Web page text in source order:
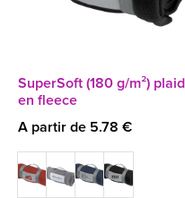
SuperSoft (180 g/m²) plaid
en fleece
A partir de 5.78 €